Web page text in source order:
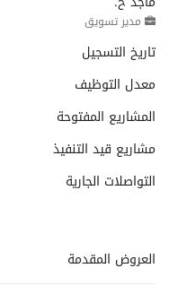
مدير تسويق
تاريخ التسجيل
معدل التوظيف
المشاريع المفتوحة
مشاريع قيد التنفيذ
التواصلات الجارية
العروض المقدمة